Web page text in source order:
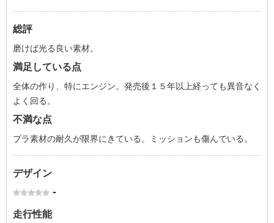
総評
磨けば光る良い素材。
満足している点
全体の作り、特にエンジン。発売後１５年以上経っても異音なく
よく回る。
不満な点
プラ素材の耐久が限界にきている。ミッションも傷んでいる。
デザイン
-
走行性能